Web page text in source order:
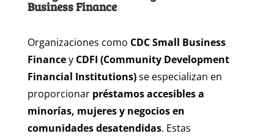
Business Finance
Organizaciones como CDC Small Business
Financey CDFI (Community Development
Financial Institutions)se especializan en
proporcionar préstamos accesibles a
minorías, mujeres y negocios en
comunidades desatendidas. Estas